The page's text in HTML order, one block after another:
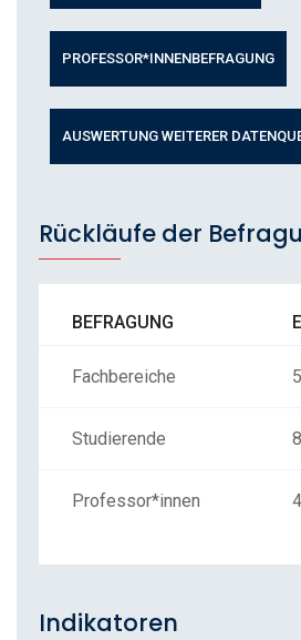
PROFESSOR*INNEN­BEFRAGUNG
AUSWERTUNG WEITERER
Rückläufe der
BEFRAGUNG
Fachbereiche
Studierende
Professor*innen
Indikatoren